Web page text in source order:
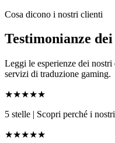
Cosa dicono i nostri clienti
Testimonianze
Leggi le esperienze dei
servizi di traduzione gaming.
★★★★★
5 stelle | Scopri perché i
★★★★★